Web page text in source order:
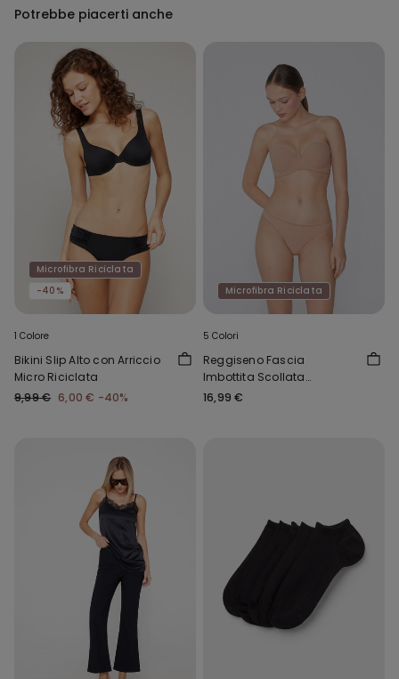
Potrebbe piacerti anche
Microfibra Riciclata
-40%
1 Colore
Bikini Slip Alto con Arriccio
Micro Riciclata
9,99 € 6,00 € -40%
Microfibra Riciclata
5 Colori
Reggiseno Fascia
Imbottita Scollata
Microfibra Riciclata
16,99 €